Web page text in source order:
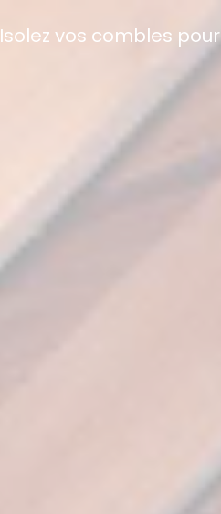
Isolez vos combles